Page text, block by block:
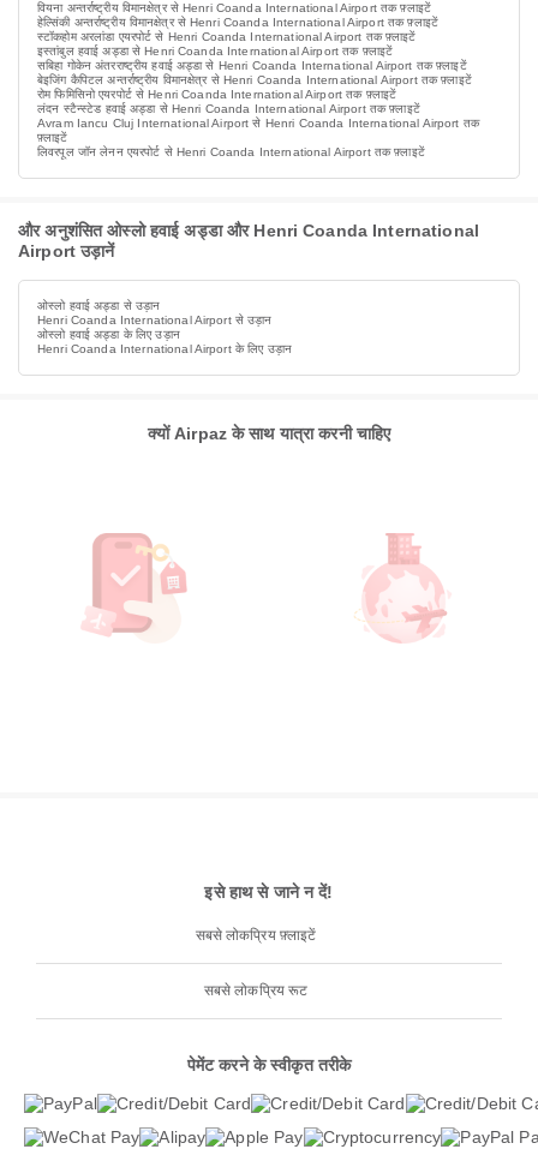
वियना अन्तर्राष्ट्रीय विमानक्षेत्र से Henri Coanda International Airport तक फ़्लाइटें
हेल्सिंकी अन्तर्राष्ट्रीय विमानक्षेत्र से Henri Coanda International Airport तक फ़्लाइटें
स्टॉकहोम अरलांडा एयरपोर्ट से Henri Coanda International Airport तक फ़्लाइटें
इस्तांबुल हवाई अड्डा से Henri Coanda International Airport तक फ़्लाइटें
सबिहा गोकेन अंतरराष्ट्रीय हवाई अड्डा से Henri Coanda International Airport तक फ़्लाइटें
बेइजिंग कैपिटल अन्तर्राष्ट्रीय विमानक्षेत्र से Henri Coanda International Airport तक फ़्लाइटें
रोम फिमिसिनो एयरपोर्ट से Henri Coanda International Airport तक फ़्लाइटें
लंदन स्टैन्स्टेड हवाई अड्डा से Henri Coanda International Airport तक फ़्लाइटें
Avram Iancu Cluj International Airport से Henri Coanda International Airport तक
फ़्लाइटें
लिवरपूल जॉन लेनन एयरपोर्ट से Henri Coanda International Airport तक फ़्लाइटें
और अनुशंसित ओस्लो हवाई अड्डा और Henri Coanda International
Airport उड़ानें
ओस्लो हवाई अड्डा से उड़ान
Henri Coanda International Airport से उड़ान
ओस्लो हवाई अड्डा के लिए उड़ान
Henri Coanda International Airport के लिए उड़ान
क्यों Airpaz के साथ यात्रा करनी चाहिए
इसे हाथ से जाने न दें!
सबसे लोकप्रिय फ़्लाइटें
सबसे लोकप्रिय रूट
पेमेंट करने के स्वीकृत तरीके